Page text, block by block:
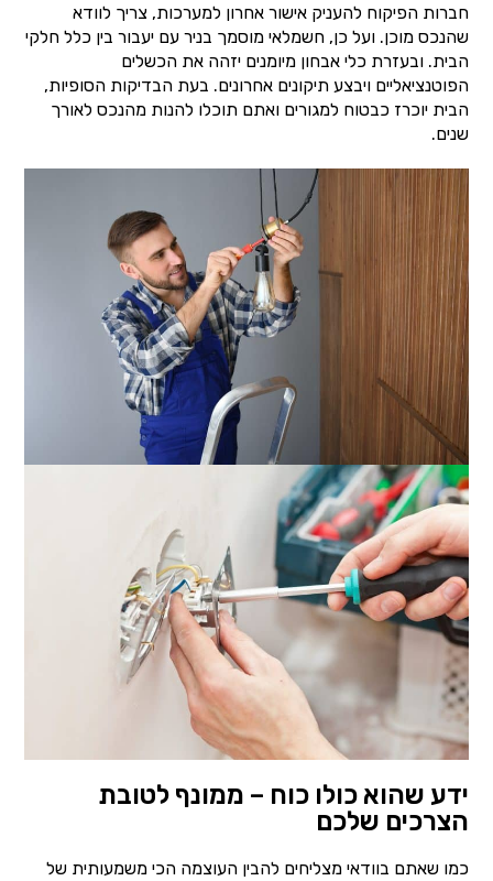
חברות הפיקוח להעניק אישור אחרון למערכות, צריך לוודא
שהנכס מוכן. ועל כן, חשמלאי מוסמך בניר עם יעבור בין כלל חלקי
הבית. ובעזרת כלי אבחון מיומנים יזהה את הכשלים
הפוטנציאליים ויבצע תיקונים אחרונים. בעת הבדיקות הסופיות,
הבית יוכרז כבטוח למגורים ואתם תוכלו להנות מהנכס לאורך
שנים.
ידע שהוא כולו כוח – ממונף לטובת
הצרכים שלכם
כמו שאתם בוודאי מצליחים להבין העוצמה הכי משמעותית של